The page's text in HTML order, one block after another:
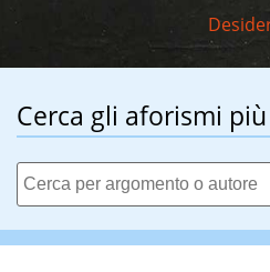
Cerca gli aforismi